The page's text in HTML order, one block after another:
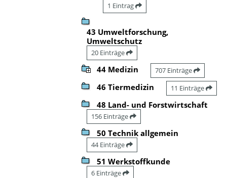
1 Eintrag
43 Umweltforschung,
Umweltschutz
20 Einträge
44 Medizin 707 Einträge
46 Tiermedizin 11 Einträge
48 Land- und Forstwirtschaft
156 Einträge
50 Technik allgemein
44 Einträge
51 Werkstoffkunde
6 Einträge